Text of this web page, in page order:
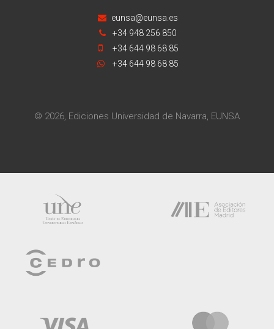
eunsa@eunsa.es
+34 948 256 850
+34 644 98 68 85
+34 644 98 68 85
© 2026, Ediciones Universidad de Navarra, EUNSA